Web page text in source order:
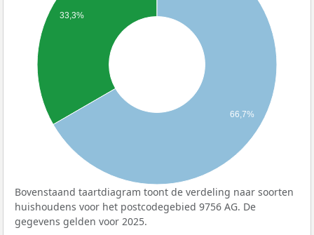
33,3%
66,7%
Bovenstaand taartdiagram toont de verdeling naar soorten
huishoudens voor het postcodegebied 9756 AG. De
gegevens gelden voor 2025.